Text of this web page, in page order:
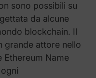
sono possibili su
da alcune
blockchain. Il
grande attore nello
Ethereum Name